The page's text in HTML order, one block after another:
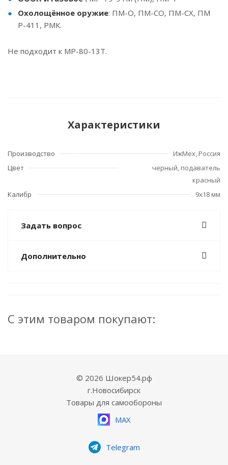
Охолощённое оружие: ПМ-О, ПМ-СО, ПМ-СХ, ПМ
Р-411, РМК.
Не подходит к МР-80-13Т.
Характеристики
Производство
ИжМех, Россия
Цвет
черный, подаватель
красный
Калибр
9х18 мм
Задать вопрос
Дополнительно
С этим товаром покупают:
© 2026 Шокер54.рф
г.Новосибирск
Товары для самообороны
MAX
Telegram